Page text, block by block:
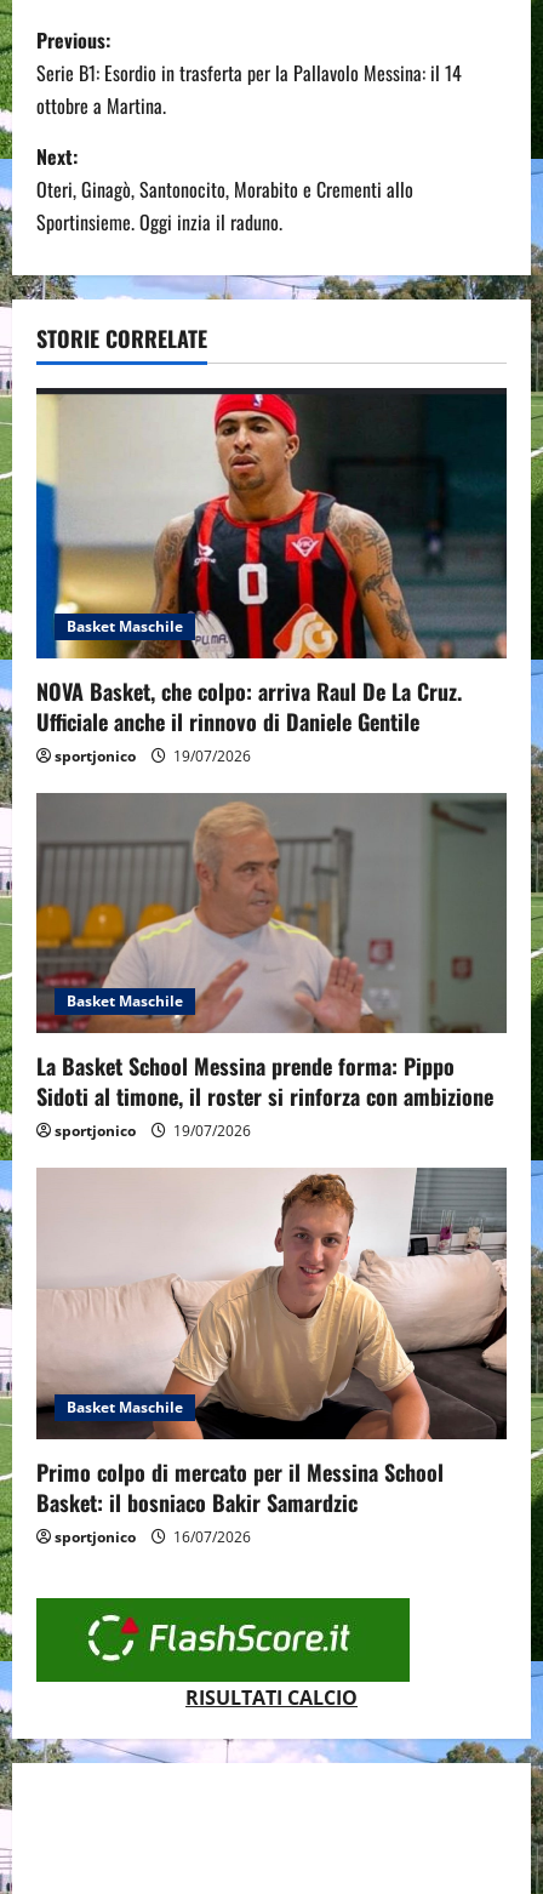
P
o
s
t
n
a
v
i
a
n
Previous:
Serie B1: Esordio in trasferta per la Pallavolo Messina: il 14
ottobre a Martina.
Next:
Oteri, Ginagò, Santonocito, Morabito e Crementi allo
Sportinsieme. Oggi inzia il raduno.
STORIE CORRELATE
Basket Maschile
NOVA Basket, che colpo: arriva Raul De La Cruz.
Ufficiale anche il rinnovo di Daniele Gentile
sportjonico 19/07/2026
Basket Maschile
La Basket School Messina prende forma: Pippo
Sidoti al timone, il roster si rinforza con ambizione
sportjonico 19/07/2026
Basket Maschile
Primo colpo di mercato per il Messina School
Basket: il bosniaco Bakir Samardzic
sportjonico 16/07/2026
RISULTATI CALCIO